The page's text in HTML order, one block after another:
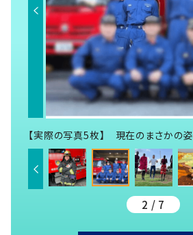
【実際の写真5枚】 現在のまさかの姿
2 / 7